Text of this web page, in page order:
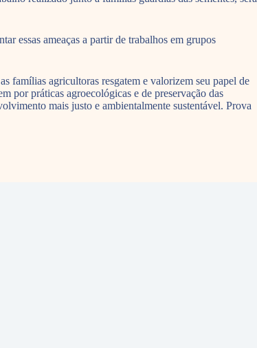
essas ameaças a partir de trabalhos em grupos
famílias agricultoras resgatem e valorizem seu papel de
por práticas agroecológicas e de preservação das
mais justo e ambientalmente sustentável. Prova